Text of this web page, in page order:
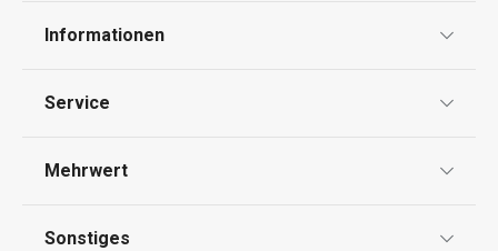
Informationen
Impressum
Service
Kontaktformular
Mehrwert
Sonstiges